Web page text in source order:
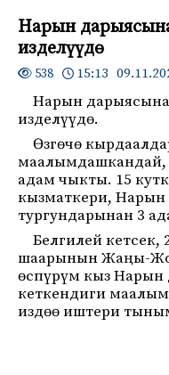
Нарын
изделүүдө
538 15:13
Нарын
изделүүдө.
Өзгөчө
маалымдашкандай,
адам чыкты. 15
кызматкери,
тургундарынан 3
Белгилей кетсек,
шаарынын Жаңы-
өспүрүм кыз
кеткендиги
издөө иштери